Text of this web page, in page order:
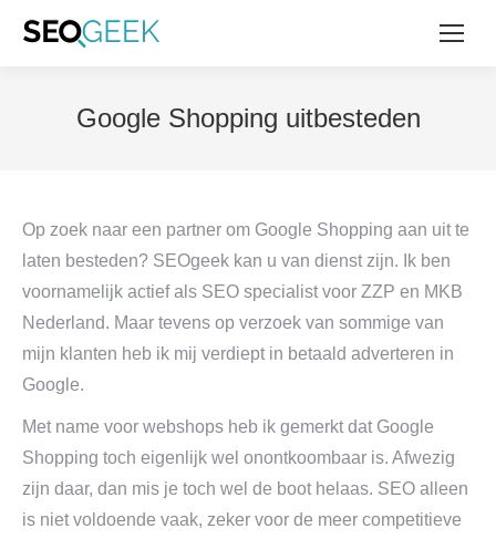
Google Shopping uitbesteden
Op zoek naar een partner om Google Shopping aan uit te
laten besteden? SEOgeek kan u van dienst zijn. Ik ben
voornamelijk actief als SEO specialist voor ZZP en MKB
Nederland. Maar tevens op verzoek van sommige van
mijn klanten heb ik mij verdiept in betaald adverteren in
Google.
Met name voor webshops heb ik gemerkt dat Google
Shopping toch eigenlijk wel onontkoombaar is. Afwezig
zijn daar, dan mis je toch wel de boot helaas. SEO alleen
is niet voldoende vaak, zeker voor de meer competitieve